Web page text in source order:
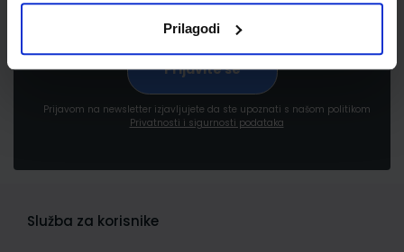
Prilagodi
Prijavom na newsletter izjavljujete da ste upoznati s našom politikom
Privatnosti i sigurnosti podataka
Služba za korisnike